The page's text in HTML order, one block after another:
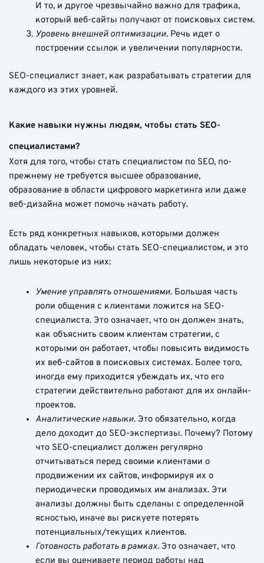
И то, и другое чрезвычайно важно для трафика,
который веб-сайты получают от поисковых систем.
Уровень внешней оптимизации. Речь идет о
построении ссылок и увеличении популярности.
SEO-специалист знает, как разрабатывать стратегии для
каждого из этих уровней.
Какие навыки нужны людям, чтобы стать SEO-
специалистами?
Хотя для того, чтобы стать специалистом по SEO, по-
прежнему не требуется высшее образование,
образование в области цифрового маркетинга или даже
веб-дизайна может помочь начать работу.
Есть ряд конкретных навыков, которыми должен
обладать человек, чтобы стать SEO-специалистом, и это
лишь некоторые из них:
Умение управлять отношениями. Большая часть
роли общения с клиентами ложится на SEO-
специалиста. Это означает, что он должен знать,
как объяснить своим клиентам стратегии, с
которыми он работает, чтобы повысить видимость
их веб-сайтов в поисковых системах. Более того,
иногда ему приходится убеждать их, что его
стратегии действительно работают для их онлайн-
проектов.
Аналитические навыки. Это обязательно, когда
дело доходит до SEO-экспертизы. Почему? Потому
что SEO-специалист должен регулярно
отчитываться перед своими клиентами о
продвижении их сайтов, информируя их о
периодически проводимых им анализах. Эти
анализы должны быть сделаны с определенной
ясностью, иначе вы рискуете потерять
потенциальных/текущих клиентов.
Готовность работать в рамках. Это означает, что
если вы оцениваете период работы над